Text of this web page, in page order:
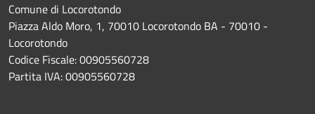
Comune di Locorotondo
Piazza Aldo Moro, 1, 70010 Locorotondo BA - 70010 -
Locorotondo
Codice Fiscale: 00905560728
Partita IVA: 00905560728